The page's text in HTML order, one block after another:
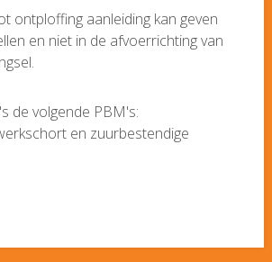
ontploffing aanleiding kan geven
en niet in de afvoerrichting van
de volgende PBM's:
en zuurbestendige